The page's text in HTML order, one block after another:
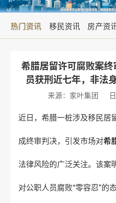
热门资讯 移民资讯 房产资
希腊居留许可腐败案
员获刑近七年，非法
来源：家叶集团
近日，希腊一桩涉及移民居
成终审判决，引发市场对希
法律风险的广泛关注。该案
对公职人员腐败“零容忍”的